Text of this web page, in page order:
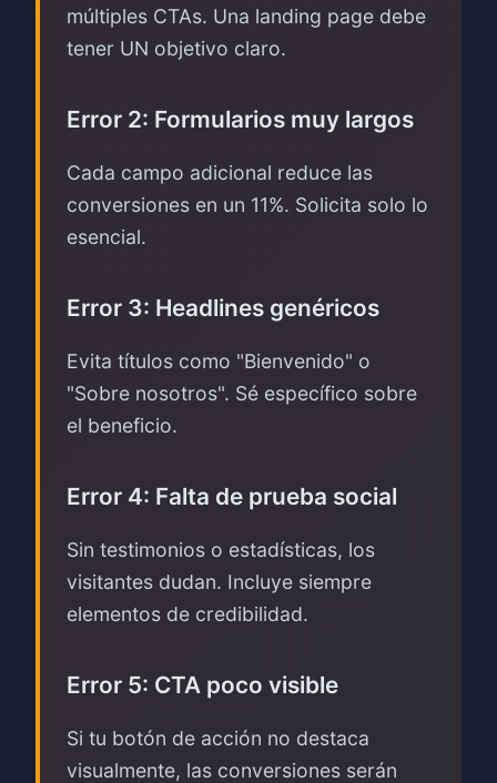
múltiples CTAs. Una landing page debe
tener UN objetivo claro.
Error 2: Formularios muy largos
Cada campo adicional reduce las
conversiones en un 11%. Solicita solo lo
esencial.
Error 3: Headlines genéricos
Evita títulos como "Bienvenido" o
"Sobre nosotros". Sé específico sobre
el beneficio.
Error 4: Falta de prueba social
Sin testimonios o estadísticas, los
visitantes dudan. Incluye siempre
elementos de credibilidad.
Error 5: CTA poco visible
Si tu botón de acción no destaca
visualmente, las conversiones serán